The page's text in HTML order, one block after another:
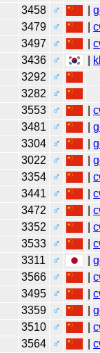
3458 ♂ |
3479 ♂ |
3497 ♂ |
3436 ♂
3292
♂
3282
♂
3553 ♂ |
3481 ♂ |
3304 ♂ |
3022 ♂ |
3354 ♂ |
3441 ♂ |
3472 ♂ |
3352 ♂ |
3533 ♂ |
3311 ♂ |
3566 ♂ |
3495 ♂ |
3359 ♂ |
3510 ♂ |
3564 ♂ |